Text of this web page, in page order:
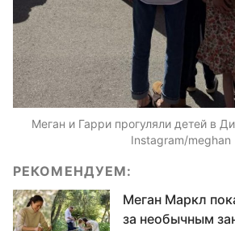
Меган и Гарри прогуляли детей в
Instagram/meghan
РЕКОМЕНДУЕМ:
Меган Маркл
за необычным